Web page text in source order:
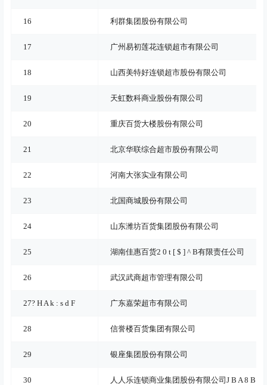
16 利群集团股份有限公司
17 广州易初莲花连锁超市有限公司
18 山西美特好连锁超市股份有限公司
19 天虹数科商业股份有限公司
20 重庆百货大楼股份有限公司
21 北京华联综合超市股份有限公司
22 河南大张实业有限公司
23 北国商城股份有限公司
24 山东潍坊百货集团股份有限公司
25 湖南佳惠百货2 0 t [ $ ] ^ B有限责任公司
26 武汉武商超市管理有限公司
27? H A k : s d F 广东嘉荣超市有限公司
28 信誉楼百货集团有限公司
29 银座集团股份有限公司
30 人人乐连锁商业集团股份有限公司 J B A 8 B e